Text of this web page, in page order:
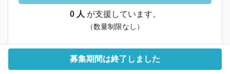
0 人 が支援しています。
（数量制限なし）
募集期間は終了しました